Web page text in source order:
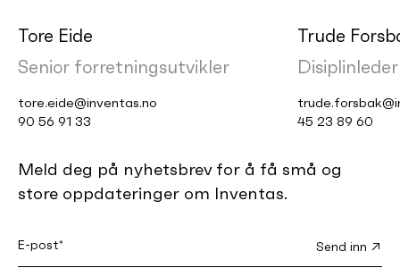
Tore Eide
Senior forretningsutvikler
tore.eide@inventas.no
90 56 91 33
Trude
45 23 89 60
Meld deg på nyhetsbrev for å få små og
store oppdateringer om Inventas.